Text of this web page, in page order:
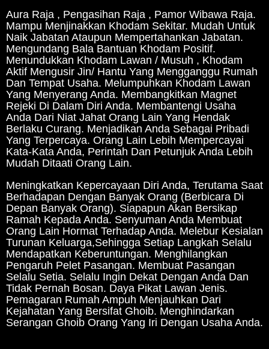
Aura Raja , Pengasihan Raja , Pamor Wibawa Raja.
Mampu Menjinakkan Khodam Sekitar. Mudah Untuk
Naik Jabatan Ataupun Mempertahankan Jabatan.
Mengundang Bala Bantuan Khodam Positif.
Menundukkan Khodam Lawan / Musuh , Khodam
Aktif Mengusir Jin/ Hantu Yang Mengganggu Rumah
Dan Tempat Usaha. Melumpuhkan Khodam Lawan
Yang Menyerang Anda. Membangkitkan Magnet
Rejeki Di Dalam Diri Anda. Membantengi Usaha
Anda Dari Niat Jahat Orang Lain Yang Hendak
Berlaku Curang. Menjadikan Anda Sebagai Pribadi
Yang Terpercaya. Orang Lain Lebih Mempercayai
Kata-Kata Anda, Perintah Dan Petunjuk Anda Lebih
Mudah Ditaati Orang Lain.
Meningkatkan Kepercayaan Diri Anda, Terutama Saat
Berhadapan Dengan Banyak Orang (Berbicara Di
Depan Banyak Orang). Siapapun Akan Bersikap
Ramah Kepada Anda. Senyuman Anda Membuat
Orang Lain Hormat Terhadap Anda. Melebur Kesialan
Turunan Keluarga,Sehingga Setiap Langkah Selalu
Mendapatkan Keberuntungan. Menghilangkan
Pengaruh Pelet Pasangan. Membuat Pasangan
Selalu Setia. Selalu Ingin Dekat Dengan Anda Dan
Tidak Pernah Bosan. Daya Pikat Lawan Jenis.
Pemagaran Rumah Ampuh Menjauhkan Dari
Kejahatan Yang Bersifat Ghoib. Menghindarkan
Serangan Ghoib Orang Yang Iri Dengan Usaha Anda.